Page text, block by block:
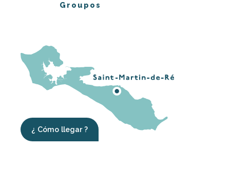
Groupos
¿ Cómo llegar ?